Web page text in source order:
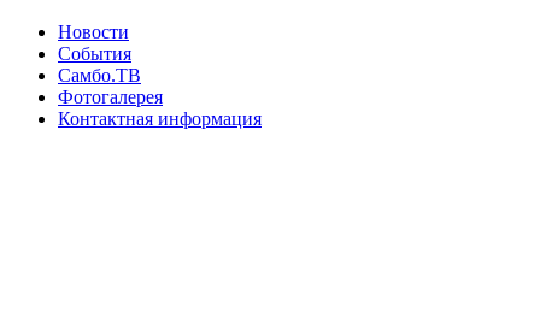
Новости
События
Самбо.ТВ
Фотогалерея
Контактная информация